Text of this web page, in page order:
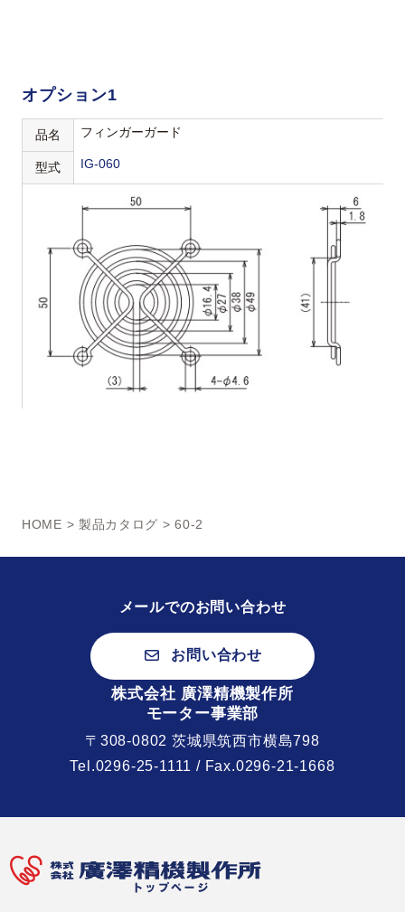
オプション1
品名 フィンガーガード
型式 IG-060
HOME > 製品カタログ > 60-2
メールでのお問い合わせ
お問い合わせ
株式会社 廣澤精機製作所
モーター事業部
〒308-0802 茨城県筑西市横島798
Tel.0296-25-1111 / Fax.0296-21-1668